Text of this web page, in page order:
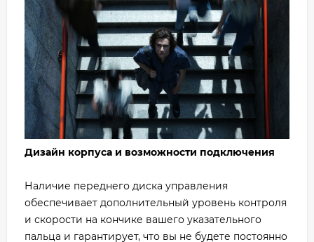
Дизайн корпуса и возможности подключения
Наличие переднего диска управления
обеспечивает дополнительный уровень контроля
и скорости на кончике вашего указательного
пальца и гарантирует, что вы не будете постоянно